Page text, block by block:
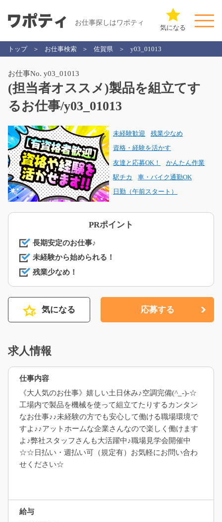
お仕事探しはワポティ
気になる
トップ お仕事検索 佐賀県 y03_01013
お仕事No. y03_01013
(担当者オススメ)製品を組立てす
るお仕事/y03_01013
未経験歓迎 残業少なめ
資格・経験を活かす
友達と応募OK！ かんたん作業
駅チカ 車・バイク通勤OK
日勤（午前スタート）
PRポイント
長期安定のお仕事♪
未経験から始められる！
残業少なめ！
気になる 応募する
求人情報
仕事内容
《大人気のお仕事》嬉しい土日休み♪空調完備(^_-)-☆
工場内で製品を機械を使って組立てたりするカンタン
なお仕事♪♪未経験の方でも安心して働ける職場環境で
すよ♪♪アットホームな企業さんなので楽しく働けます
よ♪弊社スタッフさんも大活躍中♪職場見学会開催中
☆☆日払い・週払い可（規定有）お気軽にお問い合わ
せください☆
給与